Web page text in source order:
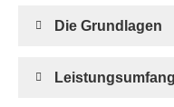
Die Grundlagen
Leistungsumfang